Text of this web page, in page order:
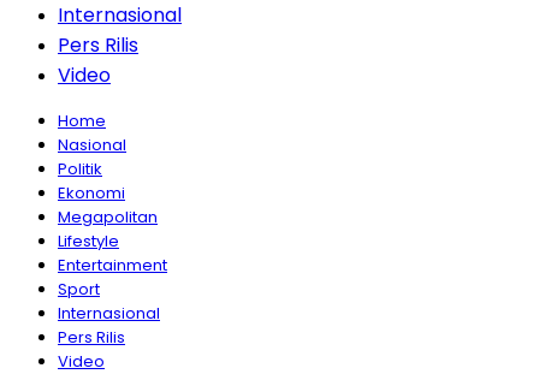
Internasional
Pers Rilis
Video
Home
Nasional
Politik
Ekonomi
Megapolitan
Lifestyle
Entertainment
Sport
Internasional
Pers Rilis
Video